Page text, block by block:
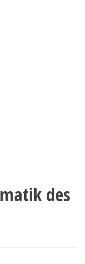
des